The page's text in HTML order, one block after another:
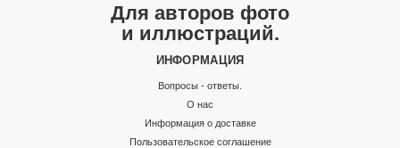
Для авторов фото
и иллюстраций.
ИНФОРМАЦИЯ
Вопросы - ответы.
О нас
Информация о доставке
Пользовательское соглашение